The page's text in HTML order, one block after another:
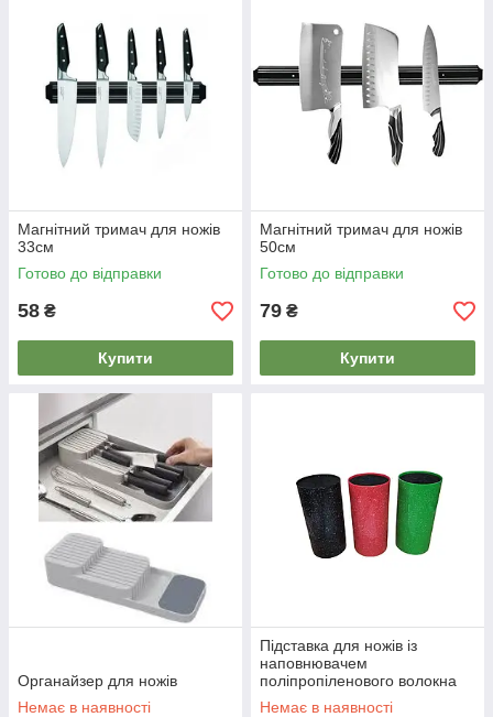
Магнітний тримач для ножів
33см
Готово до відправки
58 ₴
Купити
Магнітний тримач для ножів
50см
Готово до відправки
79 ₴
Купити
Органайзер для ножів
Немає в наявності
Підставка для ножів із
наповнювачем
поліпропіленового волокна
22*11см
Немає в наявності